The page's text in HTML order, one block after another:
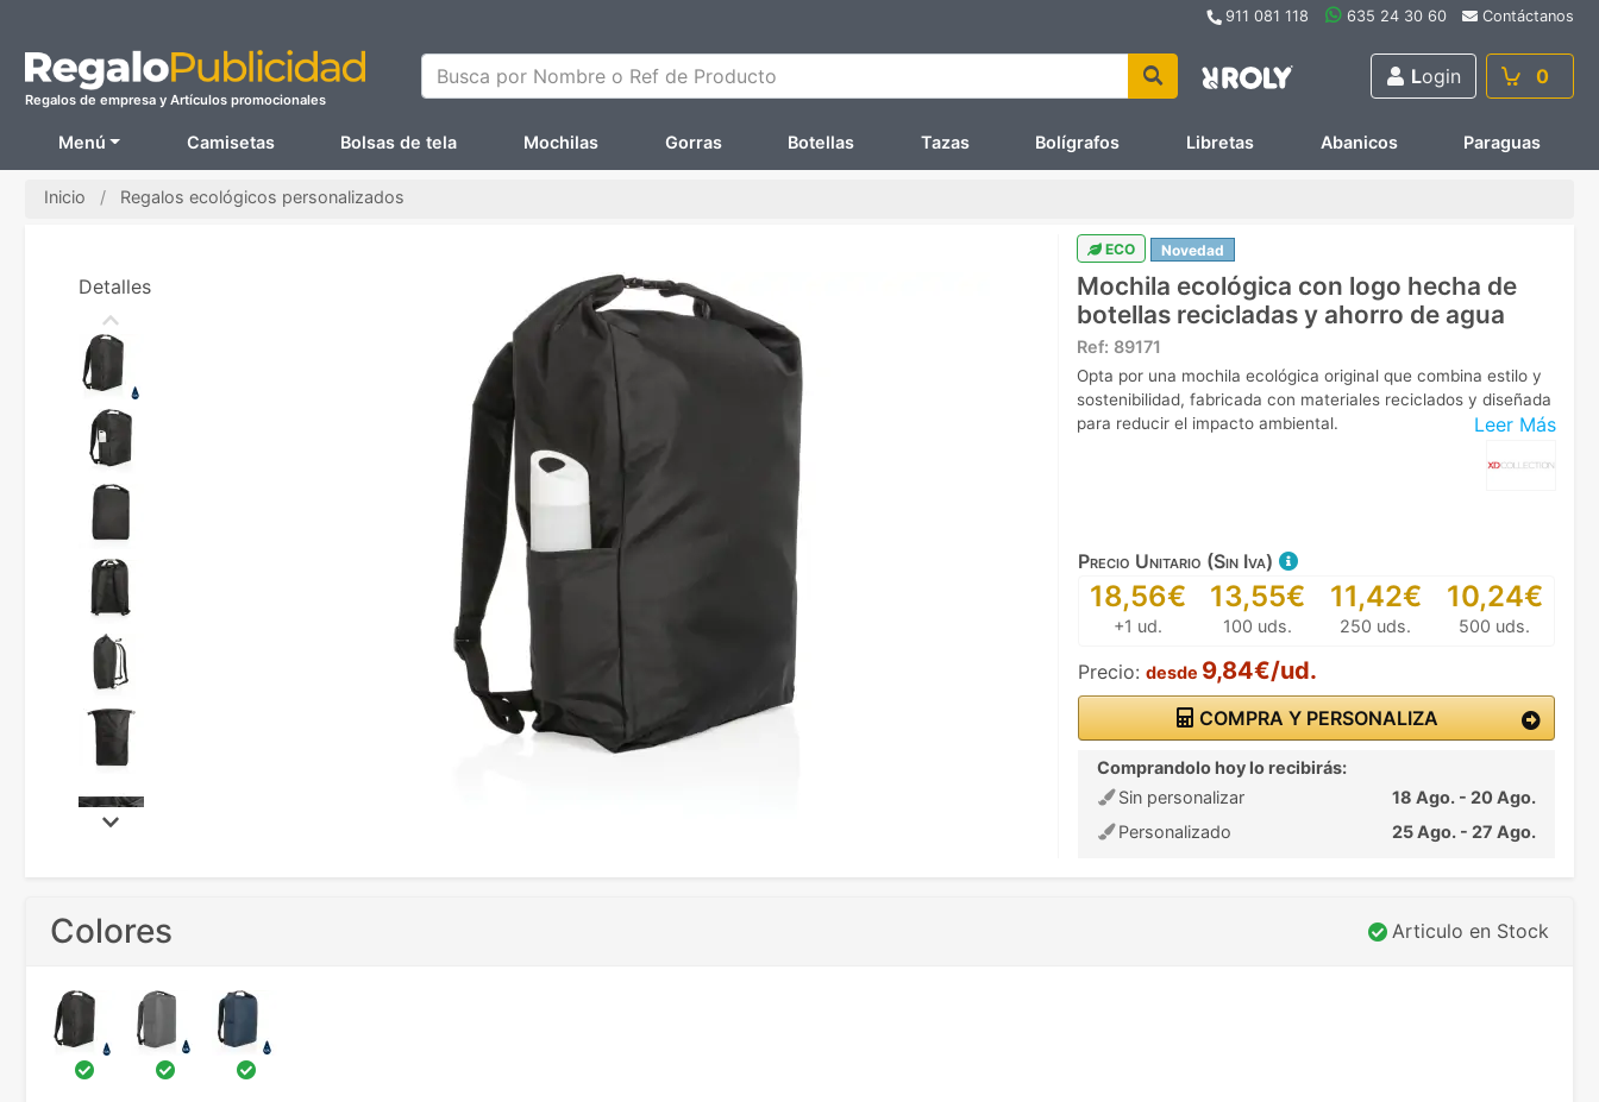
911 081 118 635 24 30 60 Contáctanos
Regalos de empresa y Artículos promocionales
Busca por Nombre o Ref de Producto Login 0
Menú Camisetas Bolsas de tela Mochilas Gorras Botellas Tazas Bolígrafos Libretas Abanicos Paraguas
Inicio Regalos ecológicos personalizados
ECO Novedad
Mochila ecológica con logo hecha de
botellas recicladas y ahorro de agua
Ref: 89171
Leer Más
Opta por una mochila ecológica original que combina estilo y
sostenibilidad, fabricada con materiales reciclados y diseñada
para reducir el impacto ambiental.
Precio Unitario (Sin Iva)
18,56€
+1 ud.
13,55€
100 uds.
11,42€
250 uds.
10,24€
500 uds.
Precio: desde 9,84€/ud.
COMPRA Y PERSONALIZA
Comprandolo hoy lo recibirás:
Sin personalizar
18 Ago. - 20 Ago.
Personalizado
25 Ago. - 27 Ago.
Detalles
Colores Articulo en Stock